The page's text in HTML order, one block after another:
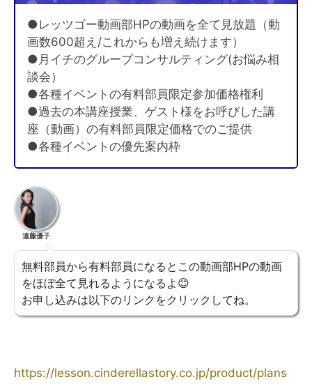
●レッツゴー動画部HPの動画を全て見放題（動
画数600超え/これからも増え続けます）
●月イチのグループコンサルティング(お悩み相
談会）
●各種イベントの有料部員限定参加価格権利
●過去の本講座授業、ゲスト様をお呼びした講
座（動画）の有料部員限定価格でのご提供
●各種イベントの優先案内枠
遠藤優子
無料部員から有料部員になるとこの動画部HPの動画
をほぼ全て見れるようになるよ😊
お申し込みは以下のリンクをクリックしてね。
https://lesson.cinderellastory.co.jp/product/plans